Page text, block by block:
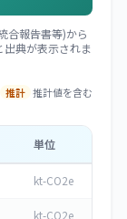
合報告書等)から
典が表示されま
推計 推計値を含む
単位
kt-CO2e
kt-CO2e